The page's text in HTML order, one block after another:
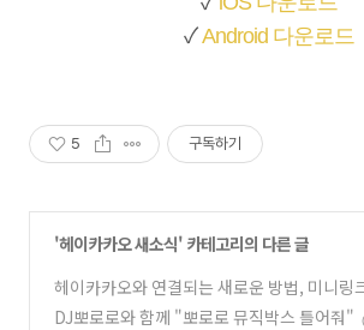
✓Android 다운로드
5 구독하기
'헤이카카오 새소식' 카테고리의 다른 글
헤이카카오와 연결되는 새로운 방법, 미니링
ini Link 전격 공개
(0)
DJ뽀로로와 함께 "뽀로로 뮤직박스 틀어줘"